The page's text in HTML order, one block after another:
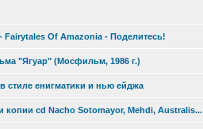
Fairytales Of Amazonia - Поделитесь!
"Ягуар" (Мосфильм, 1986 г.)
стиле енигматики и нью ейджа
cd Nacho Sotomayor, Mehdi, Australis...